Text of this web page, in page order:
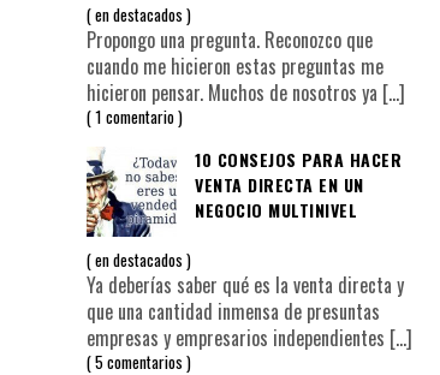
endestacados
Propongo una pregunta. Reconozco que
cuando me hicieron estas preguntas me
hicieron pensar. Muchos de nosotros ya […]
1 comentario
10 CONSEJOS PARA HACER
VENTA DIRECTA EN UN
NEGOCIO MULTINIVEL
endestacados
Ya deberías saber qué es la venta directa y
que una cantidad inmensa de presuntas
empresas y empresarios independientes […]
5 comentarios